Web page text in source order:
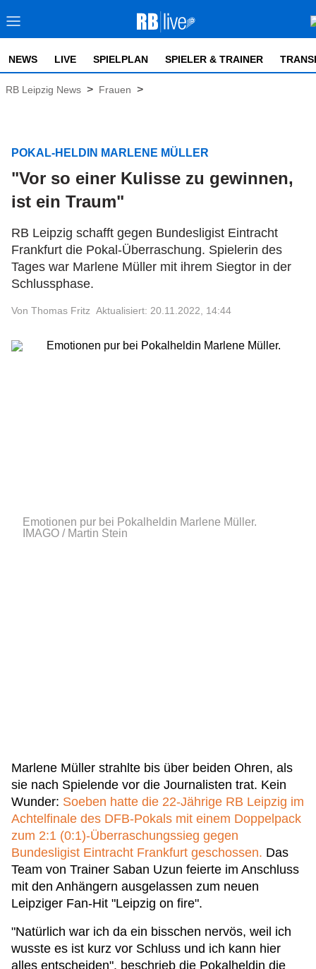
NEWS LIVE SPIELPLAN SPIELER & TRAINER
RB Leipzig News > Frauen >
POKAL-HELDIN MARLENE MÜLLER
"Vor so einer Kulisse zu gewinnen,
ist ein Traum"
RB Leipzig schafft gegen Bundesligist Eintracht
Frankfurt die Pokal-Überraschung. Spielerin des
Tages war Marlene Müller mit ihrem Siegtor in der
Schlussphase.
Von Thomas Fritz Aktualisiert: 20.11.2022, 14:44
Emotionen pur bei Pokalheldin Marlene Müller.
IMAGO / Martin Stein
Marlene Müller strahlte bis über beiden Ohren, als
sie nach Spielende vor die Journalisten trat. Kein
Wunder: Soeben hatte die 22-Jährige RB Leipzig im
Achtelfinale des DFB-Pokals mit einem Doppelpack
zum 2:1 (0:1)-Überraschungssieg gegen
Bundesligist Eintracht Frankfurt geschossen. Das
Team von Trainer Saban Uzun feierte im Anschluss
mit den Anhängern ausgelassen zum neuen
Leipziger Fan-Hit "Leipzig on fire".
"Natürlich war ich da ein bisschen nervös, weil ich
wusste es ist kurz vor Schluss und ich kann hier
alles entscheiden", beschrieb die Pokalheldin die